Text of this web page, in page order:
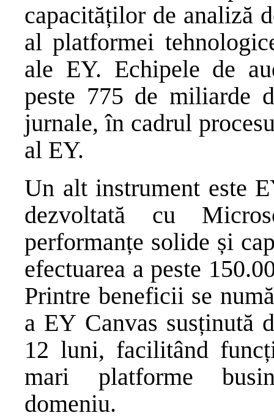
capacităților de analiză
al platformei
ale EY. Echipele de
peste 775 de miliarde
jurnale, în cadrul
al EY.
Un alt instrument este
dezvoltată cu
performanțe solide și
efectuarea a peste
Printre beneficii se
a EY Canvas susținută
12 luni, facilitând
mari platforme
domeniu.